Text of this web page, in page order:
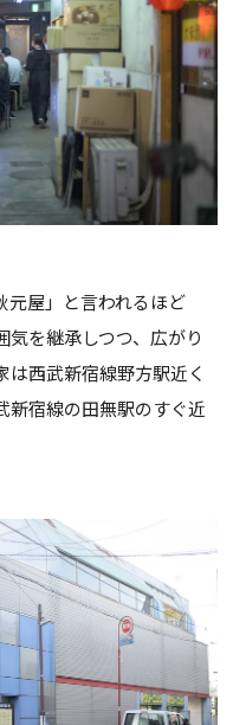
元屋」と言われるほど
を継承しつつ、広がり
は西武新宿線野方駅近く
新宿線の田無駅のすぐ近